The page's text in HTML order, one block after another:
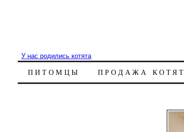
У нас родились котята
ПИТОМЦЫ ПРОДАЖА КОТЯТ